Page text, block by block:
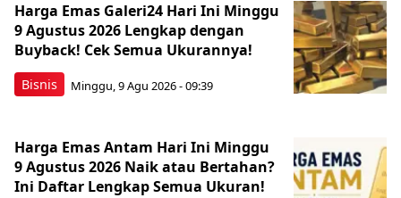
Bisnis
Harga Emas Galeri24 Hari Ini Minggu
9 Agustus 2026 Lengkap dengan
Buyback! Cek Semua Ukurannya!
Minggu, 9 Agu 2026 - 09:39
Harga Emas Antam Hari Ini Minggu
9 Agustus 2026 Naik atau Bertahan?
Ini Daftar Lengkap Semua Ukuran!